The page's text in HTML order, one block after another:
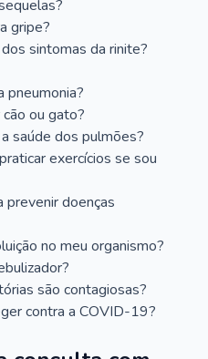
gripe?
sintomas da rinite?
pneumonia?
ou gato?
saúde dos pulmões?
exercícios se sou
prevenir doenças
no meu organismo?
são contagiosas?
contra a COVID-19?